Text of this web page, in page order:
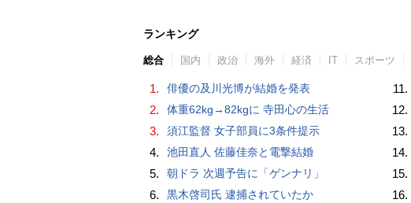
ランキング
総合 国内 政治 海外 経済 IT スポーツ
1. 俳優の及川光博が結婚を発表
2. 体重62kg→82kgに 寺田心の生活
3. 須江監督 女子部員に3条件提示
4. 池田直人 佐藤佳奈と電撃結婚
5. 朝ドラ 次週予告に「ゲンナリ」
6. 黒木啓司氏 逮捕されていたか
11.
12.
13.
14.
15.
16.